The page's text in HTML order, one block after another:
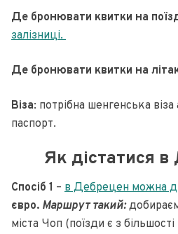
Де бронювати квитки на
залізниці.
Де бронювати квитки на
Віза: потрібна шенгенська
паспорт.
Як дістатися
Спосіб 1 – в Дебрецен можна
євро. Маршрут такий:
міста Чоп (поїзди є з